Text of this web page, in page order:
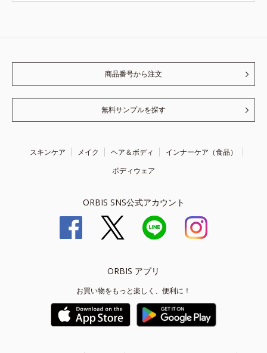
商品番号から注文
無料サンプルを探す
スキンケア メイク ヘア＆ボディ
インナーケア（食品）
ボディウェア
ORBIS SNS公式アカウント
ORBIS アプリ
お買い物をもっと楽しく、便利に！